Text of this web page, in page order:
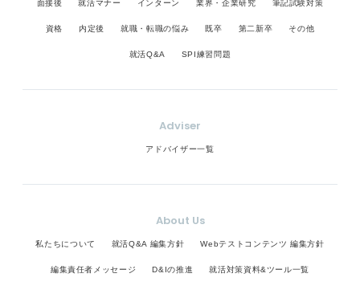
面接後 就活マナー インターン 業界・企業研究 筆記試験対策
資格 内定後 就職・転職の悩み 既卒 第二新卒 その他
就活Q&A SPI練習問題
Adviser
アドバイザー一覧
About Us
私たちについて 就活Q&A 編集方針 Webテストコンテンツ 編集方針
編集責任者メッセージ D&Iの推進 就活対策資料&ツール一覧